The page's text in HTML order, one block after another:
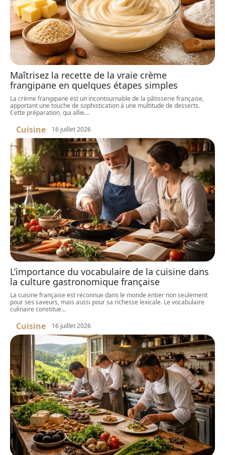
Maîtrisez la recette de la vraie crème
frangipane en quelques étapes simples
La crème frangipane est un incontournable de la pâtisserie française,
apportant une touche de sophistication à une multitude de desserts.
Cette préparation, qui allie…
Cuisine 16 juillet 2026
L’importance du vocabulaire de la cuisine dans
la culture gastronomique française
La cuisine française est reconnue dans le monde entier non seulement
pour ses saveurs, mais aussi pour sa richesse lexicale. Le vocabulaire
culinaire constitue…
Cuisine 16 juillet 2026